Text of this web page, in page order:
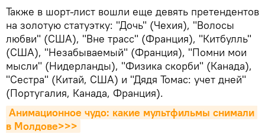
Также в шорт-лист вошли еще девять претендентов
на золотую статуэтку: "Дочь" (Чехия), "Волосы
любви" (США), "Вне трасс" (Франция), "Китбулль"
(США), "Незабываемый" (Франция), "Помни мои
мысли" (Нидерланды), "Физика скорби" (Канада),
"Сестра" (Китай, США) и "Дядя Томас: учет дней"
(Португалия, Канада, Франция).
Анимационное чудо: какие мультфильмы снимали
в Молдове>>>